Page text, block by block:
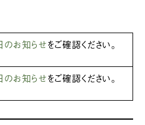
のお知らせをご確認ください。
のお知らせをご確認ください。